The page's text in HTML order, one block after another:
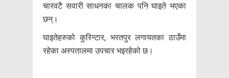
चारवटै सवारी साधनका चालक पनि घाइते भएका
छन्।
घाइतेहरुको कुरिन्टार, भरतपुर लगायतका ठाउँमा
रहेका अस्पतालमा उपचार भइरहेको छ।